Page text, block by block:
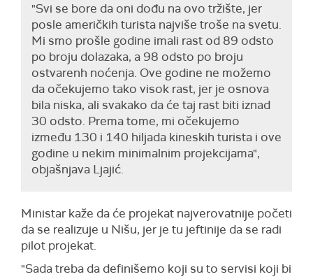
"Svi se bore da oni dođu na ovo tržište, jer
posle američkih turista najviše troše na svetu.
Mi smo prošle godine imali rast od 89 odsto
po broju dolazaka, a 98 odsto po broju
ostvarenh noćenja. Ove godine ne možemo
da očekujemo tako visok rast, jer je osnova
bila niska, ali svakako da će taj rast biti iznad
30 odsto. Prema tome, mi očekujemo
između 130 i 140 hiljada kineskih turista i ove
godine u nekim minimalnim projekcijama",
objašnjava Ljajić.
Ministar kaže da će projekat najverovatnije početi
da se realizuje u Nišu, jer je tu jeftinije da se radi
pilot projekat.
"Sada treba da definišemo koji su to servisi koji bi